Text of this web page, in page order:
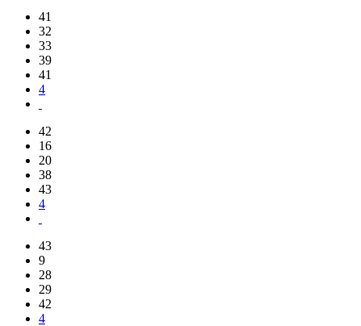
41
32
33
39
41
4
42
16
20
38
43
4
43
9
28
29
42
4